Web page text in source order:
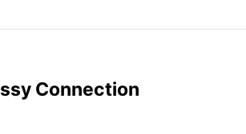
Connection